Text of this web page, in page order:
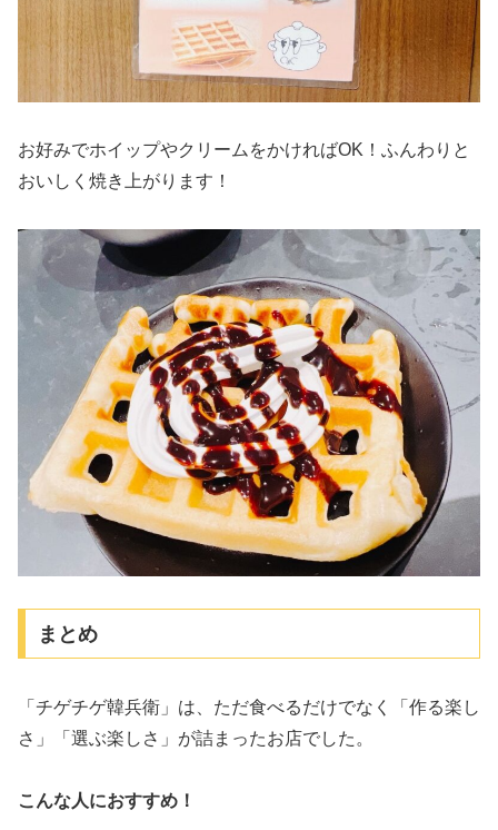
お好みでホイップやクリームをかければOK！ふんわりと
おいしく焼き上がります！
まとめ
「チゲチゲ韓兵衛」は、ただ食べるだけでなく「作る楽し
さ」「選ぶ楽しさ」が詰まったお店でした。
こんな人におすすめ！